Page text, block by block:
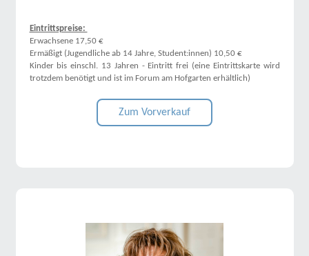
Eintrittspreise:
Erwachsene 17,50 €
Ermäßigt (Jugendliche ab 14 Jahre, Student:innen) 10,50 €
Kinder bis einschl. 13 Jahren - Eintritt frei (eine Eintrittskarte wird
trotzdem benötigt und ist im Forum am Hofgarten erhältlich)
Zum Vorverkauf